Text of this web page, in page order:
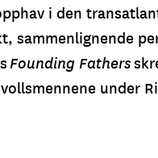
i den
sammenlignende
Founding Fathers
under